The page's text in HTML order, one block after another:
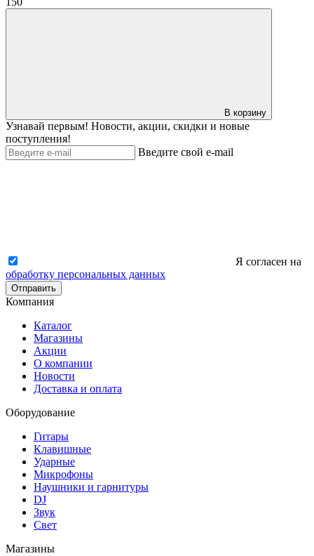
В корзину
Узнавай первым! Новости, акции, скидки и новые
поступления!
Введите свой e-mail
Я согласен на
обработку персональных данных
Отправить
Компания
Каталог
Магазины
Акции
О компании
Новости
Доставка и оплата
Оборудование
Гитары
Клавишные
Ударные
Микрофоны
Наушники и гарнитуры
DJ
Звук
Свет
Магазины